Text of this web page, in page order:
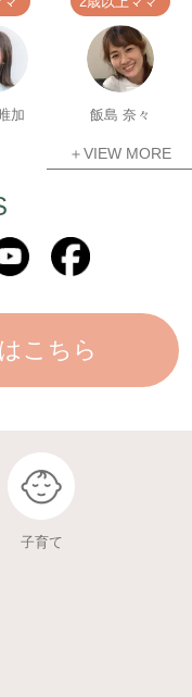
加 飯島 奈々
＋VIEW MORE
こちら
子育て